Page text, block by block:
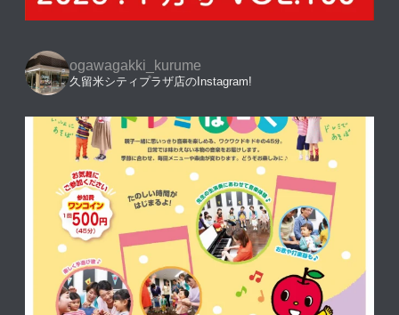
ogawagakki_kurume
久留米シティプラザ店のInstagram!